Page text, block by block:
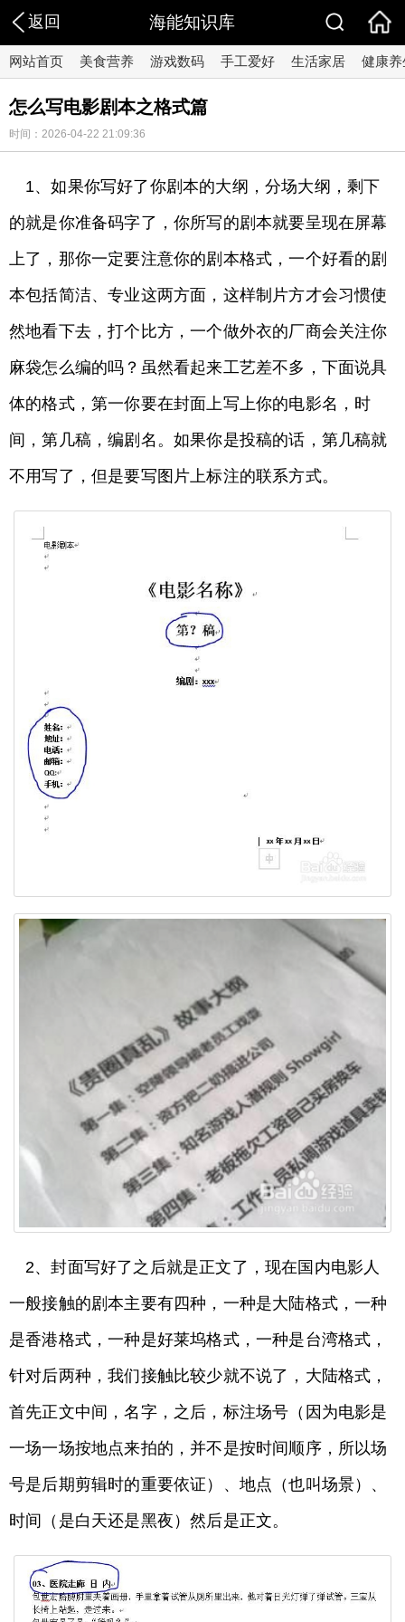
返回 海能知识库
网站首页 美食营养 游戏数码 手工爱好 生活家居 健康养
怎么写电影剧本之格式篇
时间：2026-04-22 21:09:36
1、如果你写好了你剧本的大纲，分场大纲，剩下
的就是你准备码字了，你所写的剧本就要呈现在屏幕
上了，那你一定要注意你的剧本格式，一个好看的剧
本包括简洁、专业这两方面，这样制片方才会习惯使
然地看下去，打个比方，一个做外衣的厂商会关注你
麻袋怎么编的吗？虽然看起来工艺差不多，下面说具
体的格式，第一你要在封面上写上你的电影名，时
间，第几稿，编剧名。如果你是投稿的话，第几稿就
不用写了，但是要写图片上标注的联系方式。
2、封面写好了之后就是正文了，现在国内电影人
一般接触的剧本主要有四种，一种是大陆格式，一种
是香港格式，一种是好莱坞格式，一种是台湾格式，
针对后两种，我们接触比较少就不说了，大陆格式，
首先正文中间，名字，之后，标注场号（因为电影是
一场一场按地点来拍的，并不是按时间顺序，所以场
号是后期剪辑时的重要依证）、地点（也叫场景）、
时间（是白天还是黑夜）然后是正文。